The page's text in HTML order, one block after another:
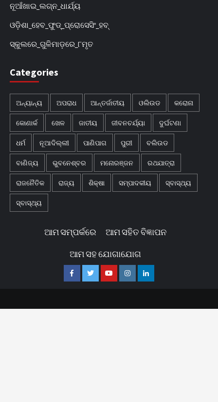
ନୂଆଁଖାଇ_ଲଗ୍ନ_ଧାର୍ଯ୍ୟ
ଓଡ଼ିଶା_ହେବ_ଫୁଡ୍‌_ପ୍ରୋସେସିଂ_ହବ୍‌
ସ୍କୁଲରେ_ଗୁଳିମାଡ଼ରେ_୮ମୃତ
Categories
ଅନ୍ୟାନ୍ୟ ଅପରାଧ ଆନ୍ତର୍ଜାତୀୟ ଓଲିଉଡ କରୋନା
କୋଣାର୍କ ଖେଳ ଜାତୀୟ ଜୀବନଚର୍ଯ୍ୟା ଦୁର୍ଘଟଣା
ଧର୍ମ ନୂଆଦିଲ୍ଲୀ ପାଣିପାଗ ପୁରୀ ବଲିଉଡ
ବାଣିଜ୍ୟ ଭୁବନେଶ୍ବର ମନୋରଞ୍ଜନ ରଥଯାତ୍ରା
ରାଜନୈତିକ ରାଜ୍ୟ ଶିକ୍ଷା ସମ୍ପାଦକୀୟ ସ୍ବାସ୍ଥ୍ୟ
ସ୍ବାସ୍ଥ୍ୟ
ଆମ ସମ୍ପର୍କରେ ଆମ ସହିତ ବିଜ୍ଞାପନ
ଆମ ସହ ଯୋଗାଯୋଗ
FacebookTwitterYoutubeInstagramLinkedin